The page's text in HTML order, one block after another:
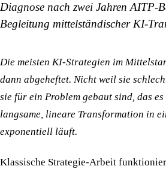
Diagnose nach zwei Jahren AITP-
Begleitung mittelständischer KI-
Die meisten KI-Strategien im
dann abgeheftet. Nicht weil sie
sie für ein Problem gebaut sind, das
langsame, lineare Transformation in
exponentiell läuft.
Klassische Strategie-Arbeit